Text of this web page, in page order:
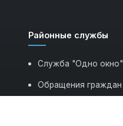
Районные службы
Служба "Одно окно"
Обращения граждан